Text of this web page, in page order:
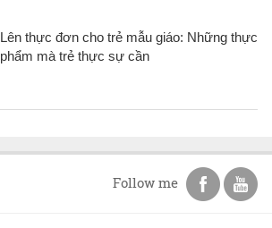
Lên thực đơn cho trẻ mẫu giáo: Những thực
phẩm mà trẻ thực sự cần
Follow me